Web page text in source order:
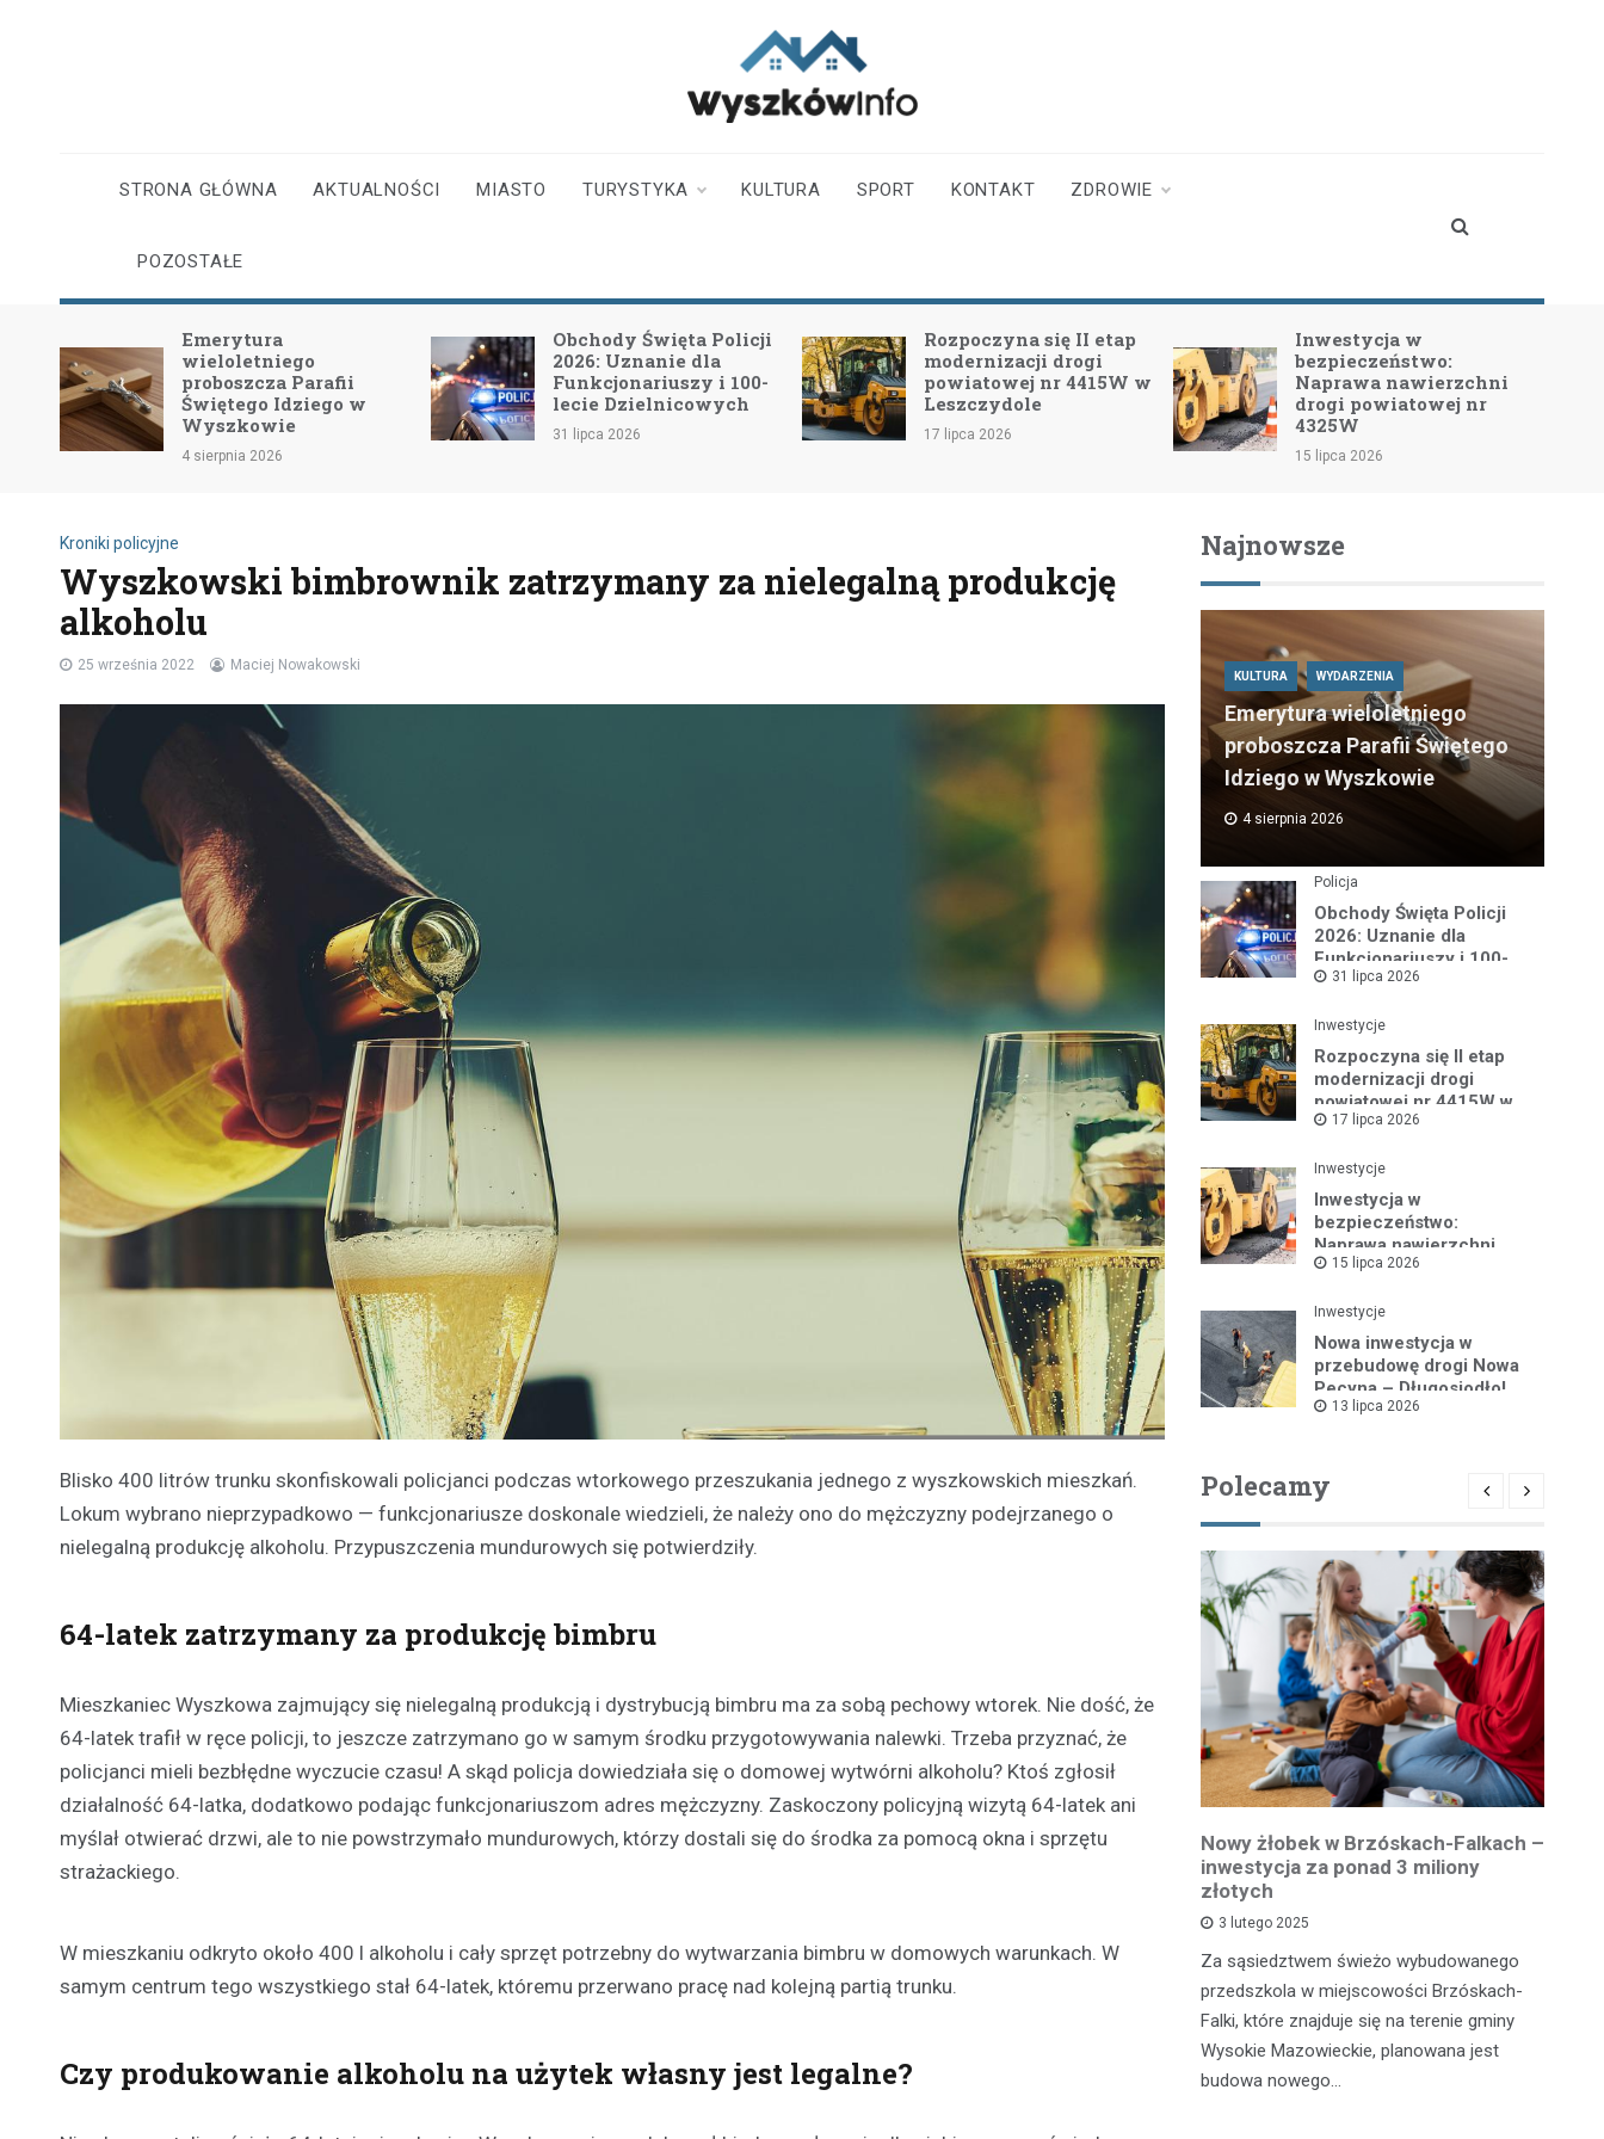
STRONA GŁÓWNA AKTUALNOŚCI MIASTO TURYSTYKA KULTURA SPORT KONTAKT ZDROWIE
POZOSTAŁE
Emerytura
wieloletniego
proboszcza Parafii
Świętego Idziego w
Wyszkowie
4 sierpnia 2026
Obchody Święta Policji
2026: Uznanie dla
Funkcjonariuszy i 100-
lecie Dzielnicowych
31 lipca 2026
Rozpoczyna się II etap
modernizacji drogi
powiatowej nr 4415W w
Leszczydole
17 lipca 2026
Inwestycja w
bezpieczeństwo:
Naprawa nawierzchni
drogi powiatowej nr
4325W
15 lipca 2026
Kroniki policyjne
Wyszkowski bimbrownik zatrzymany za nielegalną produkcję
alkoholu
25 września 2022 Maciej Nowakowski
Blisko 400 litrów trunku skonfiskowali policjanci podczas wtorkowego przeszukania jednego z wyszkowskich mieszkań.
Lokum wybrano nieprzypadkowo — funkcjonariusze doskonale wiedzieli, że należy ono do mężczyzny podejrzanego o
nielegalną produkcję alkoholu. Przypuszczenia mundurowych się potwierdziły.
64-latek zatrzymany za produkcję bimbru
Mieszkaniec Wyszkowa zajmujący się nielegalną produkcją i dystrybucją bimbru ma za sobą pechowy wtorek. Nie dość, że
64-latek trafił w ręce policji, to jeszcze zatrzymano go w samym środku przygotowywania nalewki. Trzeba przyznać, że
policjanci mieli bezbłędne wyczucie czasu! A skąd policja dowiedziała się o domowej wytwórni alkoholu? Ktoś zgłosił
działalność 64-latka, dodatkowo podając funkcjonariuszom adres mężczyzny. Zaskoczony policyjną wizytą 64-latek ani
myślał otwierać drzwi, ale to nie powstrzymało mundurowych, którzy dostali się do środka za pomocą okna i sprzętu
strażackiego.
W mieszkaniu odkryto około 400 l alkoholu i cały sprzęt potrzebny do wytwarzania bimbru w domowych warunkach. W
samym centrum tego wszystkiego stał 64-latek, któremu przerwano pracę nad kolejną partią trunku.
Czy produkowanie alkoholu na użytek własny jest legalne?
Najnowsze
KULTURA WYDARZENIA
Emerytura wieloletniego
proboszcza Parafii Świętego
Idziego w Wyszkowie
4 sierpnia 2026
Policja
Obchody Święta Policji
2026: Uznanie dla
Funkcjonariuszy i 100-
lecie Dzielnicowych
31 lipca 2026
Inwestycje
Rozpoczyna się II etap
modernizacji drogi
powiatowej nr 4415W w
Leszczydole
17 lipca 2026
Inwestycje
Inwestycja w
bezpieczeństwo:
Naprawa nawierzchni
drogi powiatowej nr
15 lipca 2026
Inwestycje
Nowa inwestycja w
przebudowę drogi Nowa
Pecyna – Długosiodło!
13 lipca 2026
Polecamy
Plan modernizacji drogi powiatowej
Rozważana jest rozbudowa odcinka
powiatowej trasy nr 4415W, prowadzącej z
Modernizacja…
Nowy żłobek w Brzóskach-Falkach –
inwestycja za ponad 3 miliony
złotych
3 lutego 2025
Za sąsiedztwem świeżo wybudowanego
przedszkola w miejscowości Brzóskach-
Falki, które znajduje się na terenie gminy
Wysokie Mazowieckie, planowana jest
budowa nowego…